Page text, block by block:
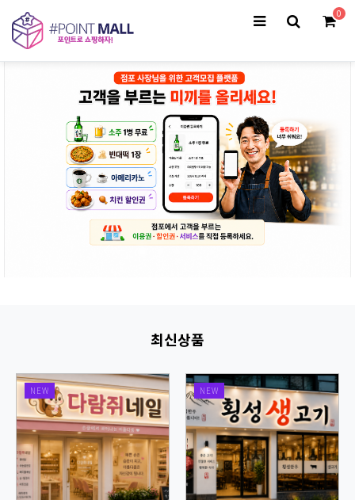
0
최신상품
NEW NEW